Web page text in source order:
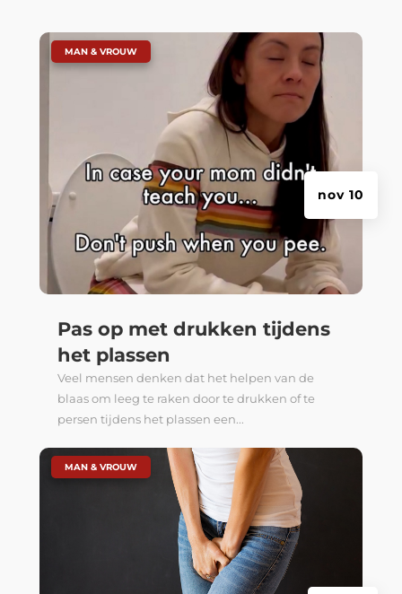
Pas op met drukken tijdens
het plassen
nov 10
MAN & VROUW
Veel mensen denken dat het helpen van de
blaas om leeg te raken door te drukken of te
persen tijdens het plassen een...
MAN & VROUW